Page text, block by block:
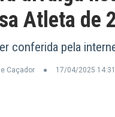
Atleta de
conferida pela
Caçador 17/04/2025 14:31